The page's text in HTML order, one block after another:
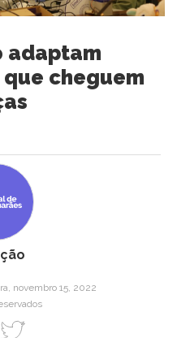
adaptam
cheguem
novembro 15, 2022